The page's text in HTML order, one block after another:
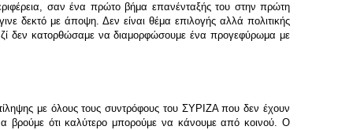
σαν ένα πρώτο βήμα επανένταξής του στην πρώτη
δεκτό με άποψη. Δεν είναι θέμα επιλογής αλλά πολιτικής
δεν κατορθώσαμε να διαμορφώσουμε ένα προγεφύρωμα με
με όλους τους συντρόφους του ΣΥΡΙΖΑ που δεν έχουν
βρούμε ότι καλύτερο μπορούμε να κάνουμε από κοινού. Ο